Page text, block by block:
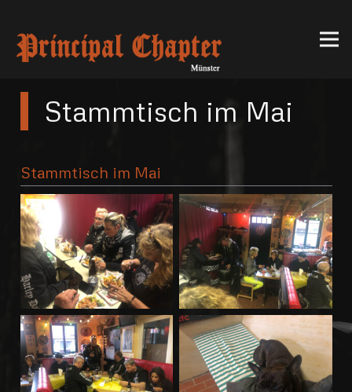
Stammtisch im Mai
Stammtisch im Mai